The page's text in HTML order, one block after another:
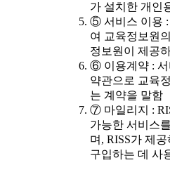
가 설치한 개인
⑤ 서비스 이용 :
여 교육정보원
정보원이 제공
⑥ 이용계약 : 서
약관으로 교육
는 계약을 말함
⑦ 마일리지 :
가능한 서비스
며, RISS가 제
구입하는 데 사